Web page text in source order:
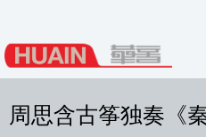
周思含古筝独奏《